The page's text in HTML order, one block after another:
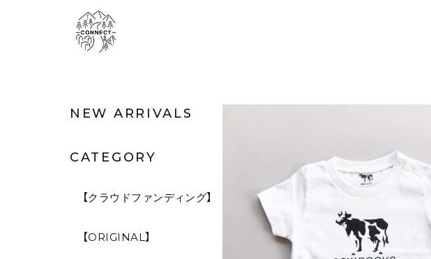
NEW ARRIVALS
CATEGORY
【クラウドファンディング】
【ORIGINAL】